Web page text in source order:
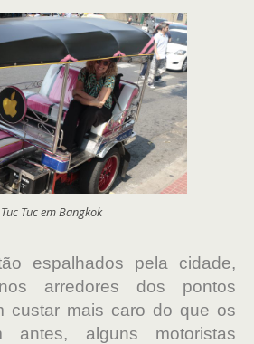
Tuc Tuc em Bangkok
espalhados pela cidade,
arredores dos pontos
custar mais caro do que os
antes, alguns motoristas